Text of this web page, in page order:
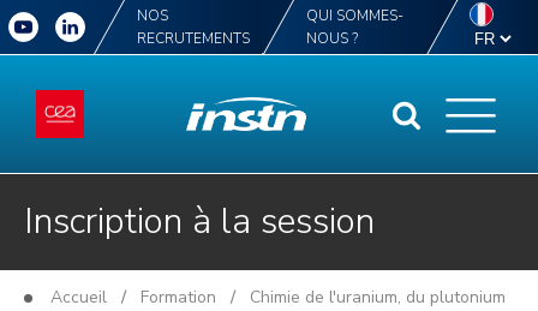
NOS
RECRUTEMENTS
QUI SOMMES-
NOUS ?
Inscription à la session
Accueil / Formation / Chimie de l'uranium, du plutonium